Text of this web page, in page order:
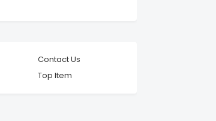
Contact Us
Top Item